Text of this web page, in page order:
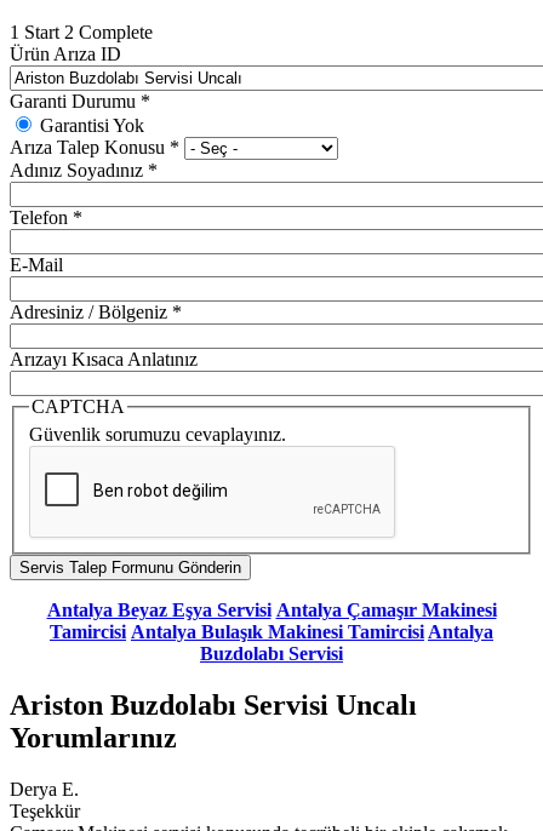
1 Start 2 Complete
Ürün Arıza ID
Garanti Durumu *
Garantisi Yok
Arıza Talep Konusu *
Adınız Soyadınız *
Telefon *
E-Mail
Adresiniz / Bölgeniz *
Arızayı Kısaca Anlatınız
CAPTCHA
Güvenlik sorumuzu cevaplayınız.
Antalya Beyaz Eşya Servisi Antalya Çamaşır Makinesi
Tamircisi Antalya Bulaşık Makinesi TamircisiAntalya
Buzdolabı Servisi
Ariston Buzdolabı Servisi Uncalı
Yorumlarınız
Derya E.
Teşekkür